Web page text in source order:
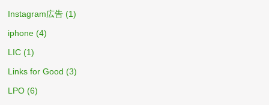
Instagram広告 (1)
iphone (4)
LIC (1)
Links for Good (3)
LPO (6)